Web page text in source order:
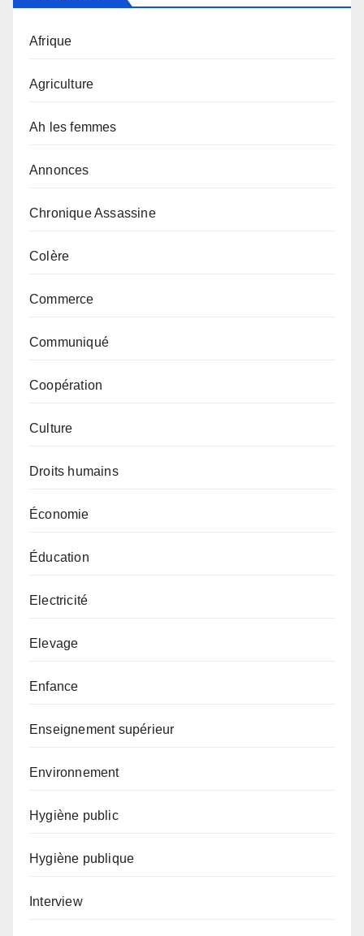
Afrique
Agriculture
Ah les femmes
Annonces
Chronique Assassine
Colère
Commerce
Communiqué
Coopération
Culture
Droits humains
Économie
Éducation
Electricité
Elevage
Enfance
Enseignement supérieur
Environnement
Hygiène public
Hygiène publique
Interview